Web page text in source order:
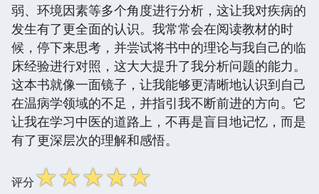
弱、环境因素等多个角度进行分析，这让我对疾病的
发生有了更全面的认识。我常常会在阅读教材的时
候，停下来思考，并尝试将书中的理论与我自己的临
床经验进行对照，这大大提升了我分析问题的能力。
这本书就像一面镜子，让我能够更清晰地认识到自己
在温病学领域的不足，并指引我不断前进的方向。它
让我在学习中医的道路上，不再是盲目地记忆，而是
有了更深层次的理解和感悟。
评分☆☆☆☆☆